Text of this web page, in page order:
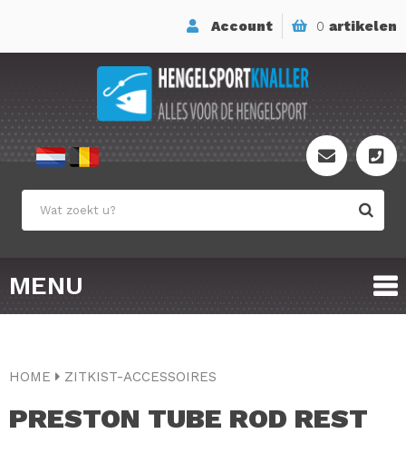
0 artikelen
Account
MENU
HOME ZITKIST-ACCESSOIRES
PRESTON TUBE ROD REST